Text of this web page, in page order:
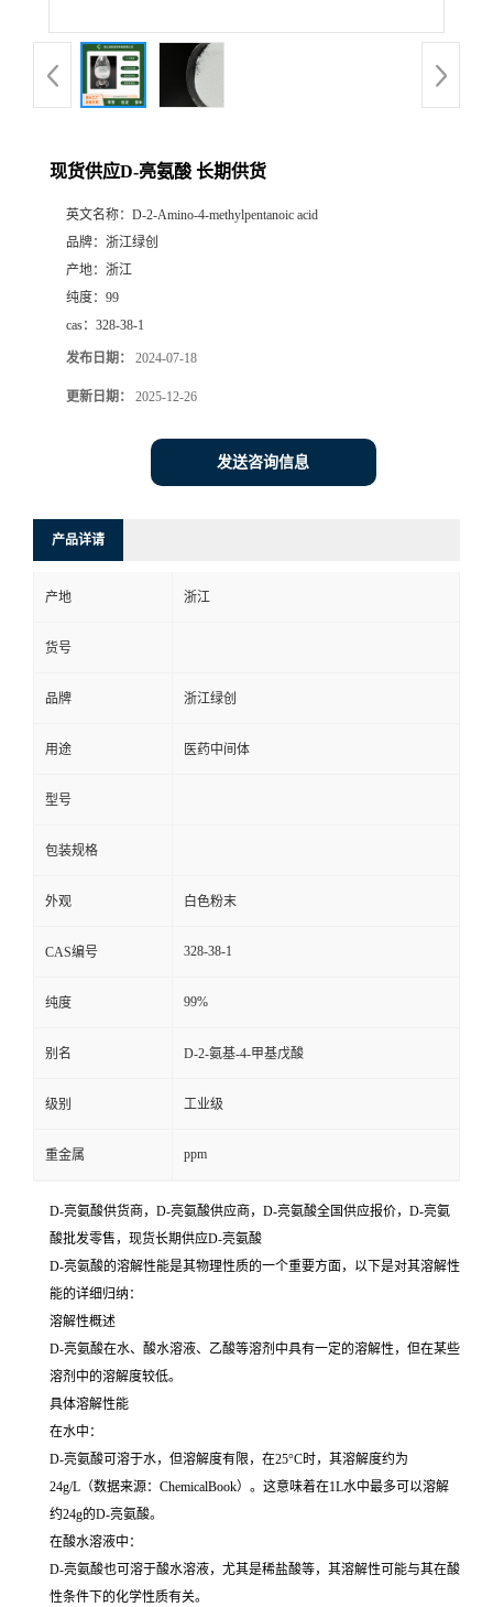
现货供应D-亮氨酸 长期供货
英文名称： D-2-Amino-4-methylpentanoic acid
品牌： 浙江绿创
产地： 浙江
纯度： 99
cas： 328-38-1
发布日期： 2024-07-18
更新日期： 2025-12-26
发送咨询信息
产品详请
产地 浙江
货号
品牌 浙江绿创
用途 医药中间体
型号
包装规格
外观 白色粉末
CAS编号 328-38-1
纯度 99%
别名 D-2-氨基-4-甲基戊酸
级别 工业级
重金属 ppm
D-亮氨酸供货商，D-亮氨酸供应商，D-亮氨酸全国供应报价，D-亮氨
酸批发零售，现货长期供应D-亮氨酸
D-亮氨酸的溶解性能是其物理性质的一个重要方面，以下是对其溶解性
能的详细归纳：
溶解性概述
D-亮氨酸在水、酸水溶液、乙酸等溶剂中具有一定的溶解性，但在某些
溶剂中的溶解度较低。
具体溶解性能
在水中：
D-亮氨酸可溶于水，但溶解度有限，在25°C时，其溶解度约为
24g/L（数据来源：ChemicalBook）。这意味着在1L水中最多可以溶解
约24g的D-亮氨酸。
在酸水溶液中：
D-亮氨酸也可溶于酸水溶液，尤其是稀盐酸等，其溶解性可能与其在酸
性条件下的化学性质有关。